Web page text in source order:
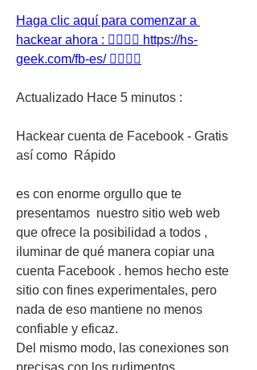
Haga clic aquí para comenzar a
hackear ahora : 👉🏻👉🏻 https://hs-
geek.com/fb-es/ 👈🏻👈🏻
Actualizado Hace 5 minutos :
Hackear cuenta de Facebook - Gratis
así como  Rápido
es con enorme orgullo que te
presentamos  nuestro sitio web web
que ofrece la posibilidad a todos ,
iluminar de qué manera copiar una
cuenta Facebook . hemos hecho este
sitio con fines experimentales, pero
nada de eso mantiene no menos
confiable y eficaz.
Del mismo modo, las conexiones son
precisas con los rudimentos